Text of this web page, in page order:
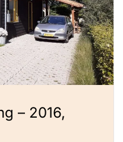
– 2016,